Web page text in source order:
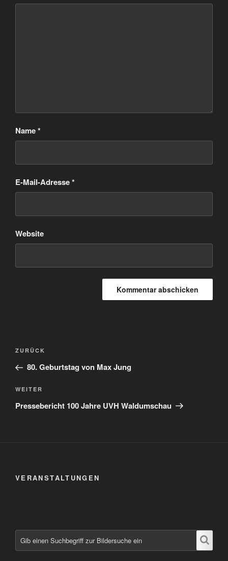
Name*
E-Mail-Adresse*
Website
Beitrags-
Vorheriger
Beitrag
ZURÜCK
80. Geburtstag von Max Jung
Nächster
Beitrag
WEITER
Pressebericht 100 Jahre UVH Waldumschau
VERANSTALTUNGEN